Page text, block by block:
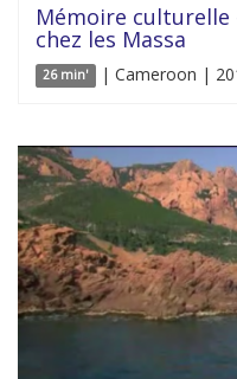
Mémoire
chez les Massa
26 min' | Cameroon |